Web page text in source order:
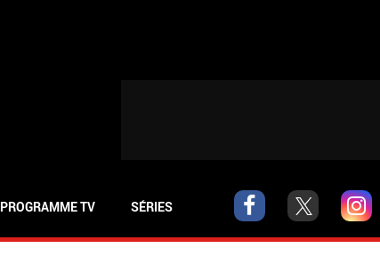
PROGRAMME TV SÉRIES